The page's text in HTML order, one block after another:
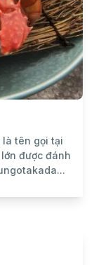
là tên gọi tại
được đánh